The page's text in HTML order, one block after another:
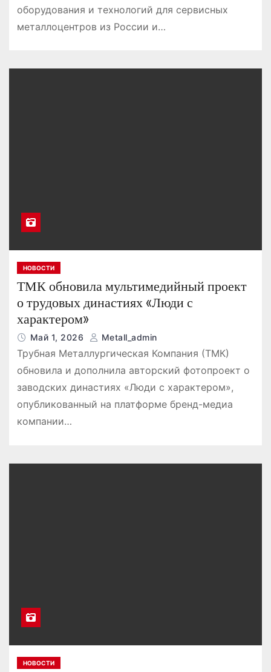
оборудования и технологий для сервисных
металлоцентров из России и…
НОВОСТИ
ТМК обновила мультимедийный проект
о трудовых династиях «Люди с
характером»
Май 1, 2026 Metall_admin
Трубная Металлургическая Компания (ТМК)
обновила и дополнила авторский фотопроект о
заводских династиях «Люди с характером»,
опубликованный на платформе бренд-медиа
компании…
НОВОСТИ